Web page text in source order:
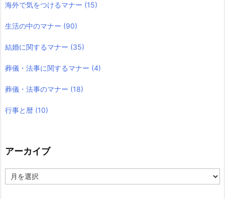
海外で気をつけるマナー (15)
生活の中のマナー (90)
結婚に関するマナー (35)
葬儀・法事に関するマナー (4)
葬儀・法事のマナー (18)
行事と暦 (10)
アーカイブ
ー